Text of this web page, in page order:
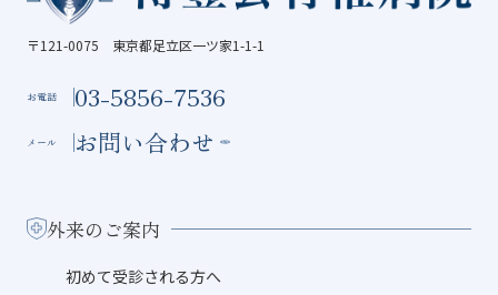
〒121-0075 東京都足立区一ツ家1-1-1
お電話 03-5856-7536
メール お問い合わせ
外来のご案内
初めて受診される方へ